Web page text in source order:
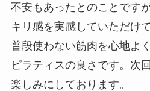
不安もあったとのことです
キリ感を実感していただけ
普段使わない筋肉を心地よ
ピラティスの良さです。次
楽しみにしております。